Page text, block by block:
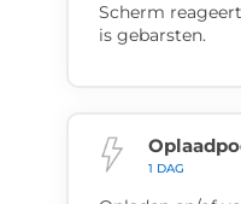
Scherm
is gebarsten.
1 DAG